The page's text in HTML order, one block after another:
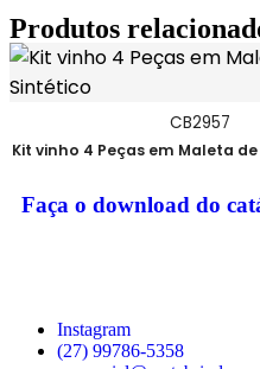
Produtos
CB2957
Kit vinho 4 Peças em Maleta
Faça o download do
Instagram
(27) 99786-5358